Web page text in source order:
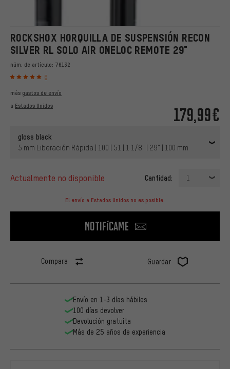
ROCKSHOX HORQUILLA DE SUSPENSIÓN RECON
SILVER RL SOLO AIR ONELOC REMOTE 29"
núm. de artículo: 76132
6
179,99€
más gastos de envío
a Estados Unidos
gloss black
5 mm Liberación Rápida | 100 | 51 | 1 1/8" | 29" | 100 mm
actualmente no disponible Cantidad: 1
El envío a Estados Unidos no es posible.
Notifícame
Compara Guardar
Envío en 1-3 días hábiles
100 días devolver
Devolución gratuita
Más de 25 años de experiencia